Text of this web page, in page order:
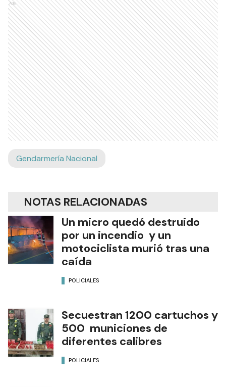
Ads
Gendarmería Nacional
NOTAS RELACIONADAS
Un micro quedó destruido
por un incendio y un
motociclista murió tras una
caída
POLICIALES
Secuestran 1200 cartuchos y
500 municiones de
diferentes calibres
POLICIALES